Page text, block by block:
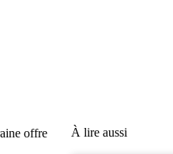
offre
À lire aussi